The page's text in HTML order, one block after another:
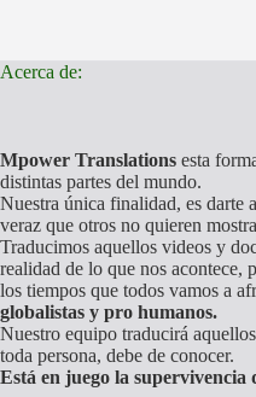
Acerca de:
Mpower Translations esta
distintas partes del mundo.
Nuestra única finalidad, es darte
veraz que otros no quieren
Traducimos aquellos videos y
realidad de lo que nos acontece,
los tiempos que todos vamos a
globalistas y pro humanos.
Nuestro equipo traducirá
toda persona, debe de conocer.
Está en juego la supervivencia